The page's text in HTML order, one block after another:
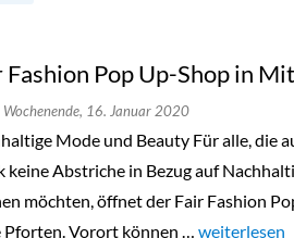
Fashion Pop Up-Shop in
Wochenende, 16. Januar 2020
Mode und Beauty Für alle, die
keine Abstriche in Bezug auf
möchten, öffnet der Fair Fashion
Pforten. Vorort können … „Fair
weiterlesen